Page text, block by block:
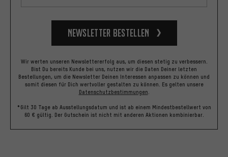
Newsletter bestellen
Wir werten unseren Newslettererfolg aus, um diesen stetig zu verbessern.
Bist Du bereits Kunde bei uns, nutzen wir die Daten Deiner letzten
Bestellungen, um die Newsletter Deinen Interessen anpassen zu können und
somit diesen für Dich wertvoller gestalten zu können. Es gelten unsere
Datenschutzbestimmungen
*Gilt 30 Tage ab Ausstellungsdatum und ist ab einem Mindestbestellwert von
60 € gültig. Der Gutschein ist nicht mit anderen Aktionen kombinierbar.